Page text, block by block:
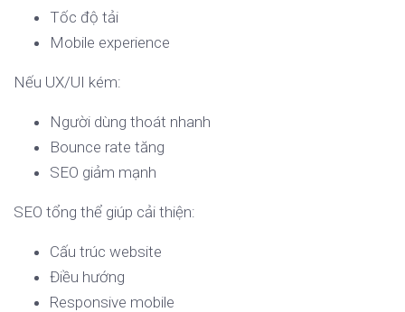
Tốc độ tải
Mobile experience
Nếu UX/UI kém:
Người dùng thoát nhanh
Bounce rate tăng
SEO giảm mạnh
SEO tổng thể giúp cải thiện:
Cấu trúc website
Điều hướng
Responsive mobile